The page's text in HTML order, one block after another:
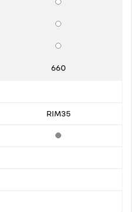
Lisavarustus
Lisavarustus
Lisavarustus
660
RIM35
Standardvarustus